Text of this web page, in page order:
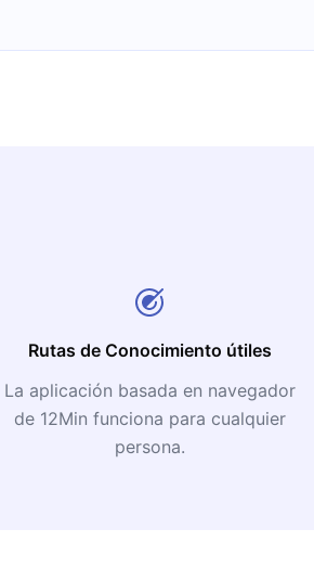
Rutas de Conocimiento útiles
La aplicación basada en navegador
de 12Min funciona para cualquier
persona.